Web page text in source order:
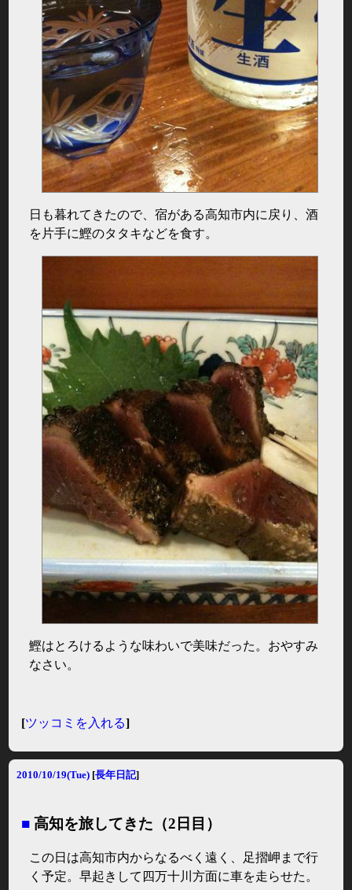
日も暮れてきたので、宿がある高知市内に戻り、酒
を片手に鰹のタタキなどを食す。
鰹はとろけるような味わいで美味だった。おやすみ
なさい。
[ツッコミを入れる]
2010/10/19(Tue) [長年日記]
■ 高知を旅してきた（2日目）
この日は高知市内からなるべく遠く、足摺岬まで行
く予定。早起きして四万十川方面に車を走らせた。